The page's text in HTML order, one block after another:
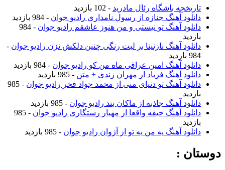
تاریخچه باشگاه رئال مادرید- 102 بازدید
دانلود آهنگ جنازه از رسول نامداری رادیو جوان- 984 بازدید
دانلود آهنگ تو نیستی و من هنوز عاشقم رادیو جوان
- 984
بازدید
دانلود آهنگ نازنینا بر لبت رنگی چنین دلکش نزن رادیو جوان-
984 بازدید
دانلود آهنگ امین عراقی ماه من کو رادیو جوان- 984 بازدید
دانلود آهنگ فریاد از مهران زندی + متن- 985 بازدید
دانلود آهنگ تو دنیای منی از محمد جواد فخر رادیو جوان
- 985
بازدید
دانلود آهنگ جاذبه از ماکان بند رادیو جوان- 985 بازدید
دانلود آهنگ حیفه واقعا از مهیار رستگاری رادیو جوان
- 985
بازدید
دانلود آهنگ یه من یه تو از آژوان رادیو جوان- 985 بازدید
: